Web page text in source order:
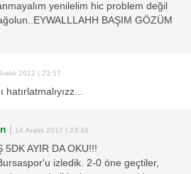
yenilelim hic problem değil
BAŞIM GÖZÜM
2012 | 23:57
| 14 Aralık 2012 | 23:48
5DK AYIR DA OKU!!!
izledik. 2-0 öne geçtiler,